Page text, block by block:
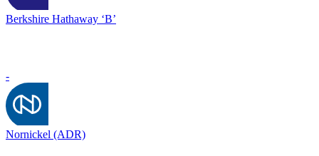
Berkshire Hathaway ‘B’
-
Nornickel (ADR)